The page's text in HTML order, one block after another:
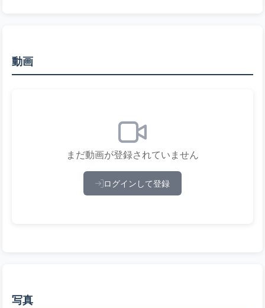
動画
まだ動画が登録されていません
ログインして登録
写真